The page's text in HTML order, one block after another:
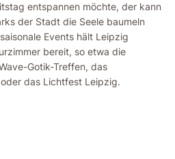
entspannen möchte, der kann
der Stadt die Seele baumeln
Events hält Leipzig
bereit, so etwa die
Gotik-Treffen, das
das Lichtfest Leipzig.